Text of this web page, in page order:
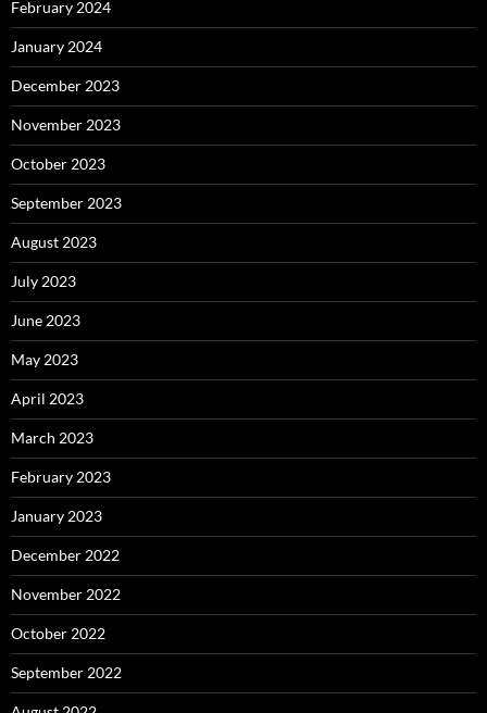
February 2024
January 2024
December 2023
November 2023
October 2023
September 2023
August 2023
July 2023
June 2023
May 2023
April 2023
March 2023
February 2023
January 2023
December 2022
November 2022
October 2022
September 2022